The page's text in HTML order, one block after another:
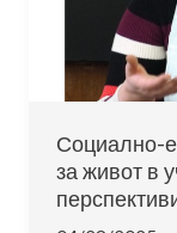
Социално-
за живот в